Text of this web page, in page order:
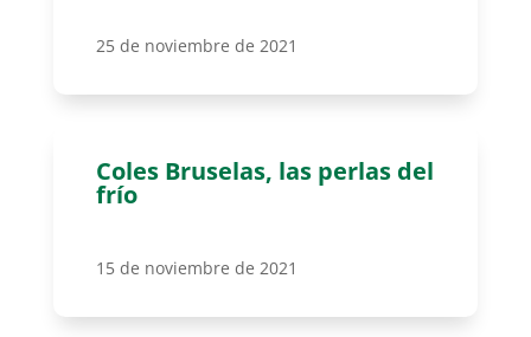
25 de noviembre de 2021
Coles Bruselas, las perlas del
frío
15 de noviembre de 2021